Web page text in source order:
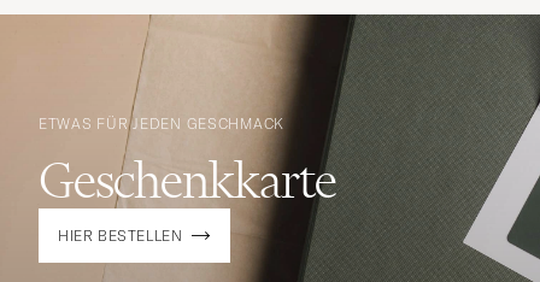
Geschenkkarte
ETWAS FÜR JEDEN GESCHMACK
HIER BESTELLEN